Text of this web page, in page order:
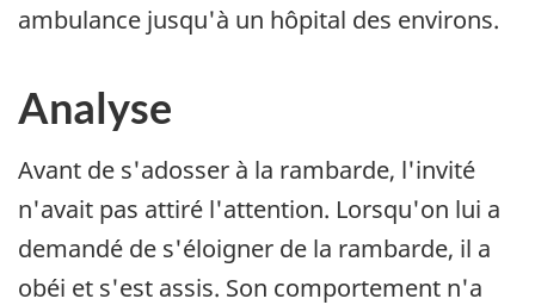
ambulance jusqu'à un hôpital des environs.
Analyse
Avant de s'adosser à la rambarde, l'invité
n'avait pas attiré l'attention. Lorsqu'on lui a
demandé de s'éloigner de la rambarde, il a
obéi et s'est assis. Son comportement n'a